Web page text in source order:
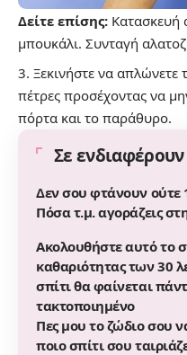
Δείτε επίσης: Κατασκευή
μπουκάλι. Συνταγή
3. Ξεκινήστε να απλώνετε
πέτρες προσέχοντας να
πόρτα και το παράθυρο.
Σε ενδιαφέρουν
Δεν σου φτάνουν ούτε
Πόσα τ.μ. αγοράζεις
Ακολουθήστε αυτό το
καθαριότητας των 30
σπίτι θα φαίνεται
τακτοποιημένο
Πες μου το ζώδιο σου
ποιο σπίτι σου